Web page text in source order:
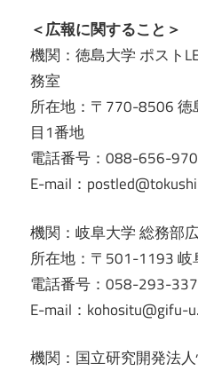
＜広報に関すること＞
機関：徳島大学 ポスト
務室
所在地：〒770-8506
目1番地
電話番号：088-656-
E-mail：
機関：岐阜大学 総務部
所在地：〒501-1193 岐
電話番号：058-293-
E-mail：kohositu@gifu-
機関：国立研究開発法